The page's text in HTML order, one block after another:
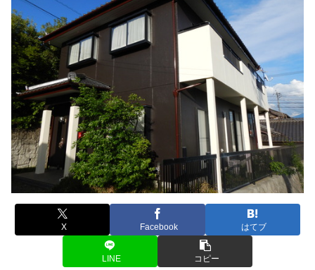
X Facebook はてブ
LINE コピー